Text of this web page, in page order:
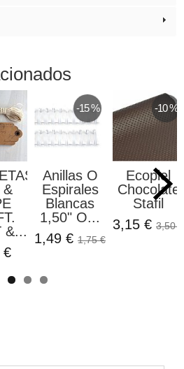
&
&...
€
-15 %
Anillas O
Espirales
Blancas
1,50" O...
1,49 € 1,75 €
-10 %
Ecopiel
Chocolate
Stafil
3,15 € 3,50 €